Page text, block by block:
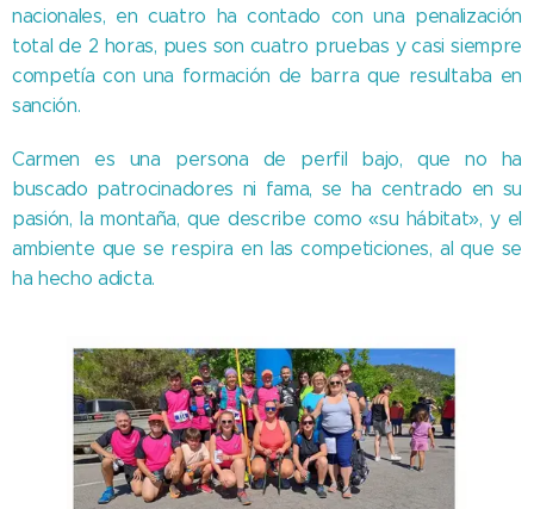
nacionales, en cuatro ha contado con una penalización
total de 2 horas, pues son cuatro pruebas y casi siempre
competía con una formación de barra que resultaba en
sanción.
Carmen es una persona de perfil bajo, que no ha
buscado patrocinadores ni fama, se ha centrado en su
pasión, la montaña, que describe como «su hábitat», y el
ambiente que se respira en las competiciones, al que se
ha hecho adicta.